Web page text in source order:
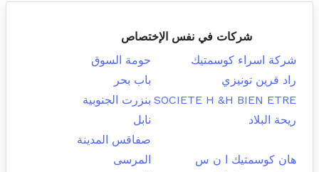
شركات في نفس الإختصاص
شركة اسراء كوسمتيك
حومة السوق
راد قرين تونيزي
باب بحر
SOCIETE H &H BIEN ETRE بنزرت الجنوبية
ريحة البلاد
نابل
صفاقس المدينة
هان كوسمتيك ا ن س
المرسى